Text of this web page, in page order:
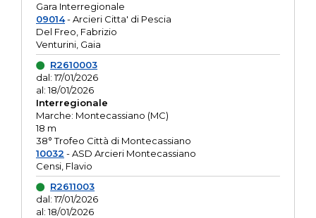
Gara Interregionale
09014- Arcieri Citta' di Pescia
Del Freo, Fabrizio
Venturini, Gaia
R2610003
dal: 17/01/2026
al: 18/01/2026
Interregionale
Marche: Montecassiano (MC)
18 m
38° Trofeo Città di Montecassiano
10032 - ASD Arcieri Montecassiano
Censi, Flavio
R2611003
dal: 17/01/2026
al: 18/01/2026